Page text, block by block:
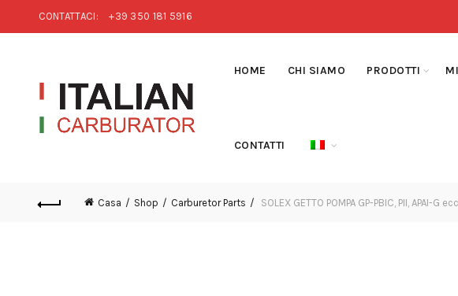
CONTATTACI: +39 350 181 5916
HOME CHI SIAMO PRODOTTI
CONTATTI
Casa Shop Carburetor Parts SOLEX GETTO POMPA GP-PBIC, PII, APAI-G ecc